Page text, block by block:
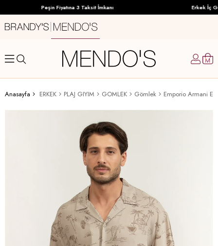
Peşin Fiyatına 3 Taksit İmkanı Erkek İç
Anasayfa ERKEK PLAJ GIYIM GOMLEK Gömlek Emporio Armani